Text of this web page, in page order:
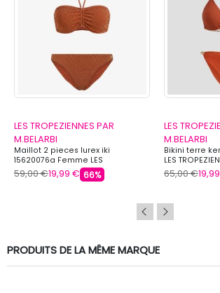
LES TROPEZIENNES PAR
M.BELARBI
Maillot 2 pieces lurex iki
15620076a Femme LES
TROPEZIENNES PAR M.BELARBI
59,00 €19,99 € 66%
LES
M.BELARBI
Bikini terre
LES
65,00 €
PRODUITS DE LA MÊME MARQUE